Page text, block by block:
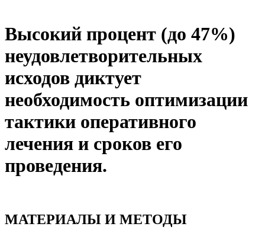
Высокий процент (до 47%)
неудовлетворительных
исходов диктует
необходимость оптимизации
тактики оперативного
лечения и сроков его
проведения.
МАТЕРИАЛЫ И МЕТОДЫ